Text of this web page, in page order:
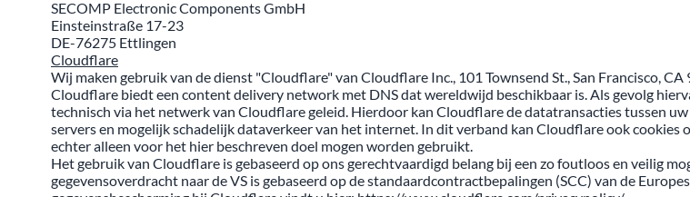
SECOMP Electronic Components GmbH
Einsteinstraße 17-23
DE-76275 Ettlingen
Cloudflare
Wij maken gebruik van de dienst "Cloudflare" van Cloudflare Inc., 101 Townsend St., San Francisco,
Cloudflare biedt een content delivery network met DNS dat wereldwijd beschikbaar is. Als gevolg
technisch via het netwerk van Cloudflare geleid. Hierdoor kan Cloudflare de datatransacties tussen
servers en mogelijk schadelijk dataverkeer van het internet. In dit verband kan Cloudflare ook
echter alleen voor het hier beschreven doel mogen worden gebruikt.
Het gebruik van Cloudflare is gebaseerd op ons gerechtvaardigd belang bij een zo foutloos en veilig
gegevensoverdracht naar de VS is gebaseerd op de standaardcontractbepalingen (SCC) van de